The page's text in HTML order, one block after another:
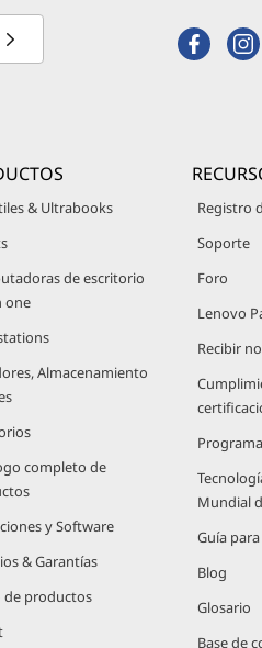
& Ultrabooks
de escritorio
one
Almacenamiento
completo de
y Software
& Garantías
de productos
Registro
Soporte
Foro
Lenovo
Recibir
Mundial
Guía
Blog
Glosario
Base de